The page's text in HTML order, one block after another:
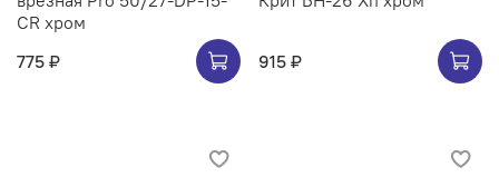
CR хром
775 ₽
915 ₽